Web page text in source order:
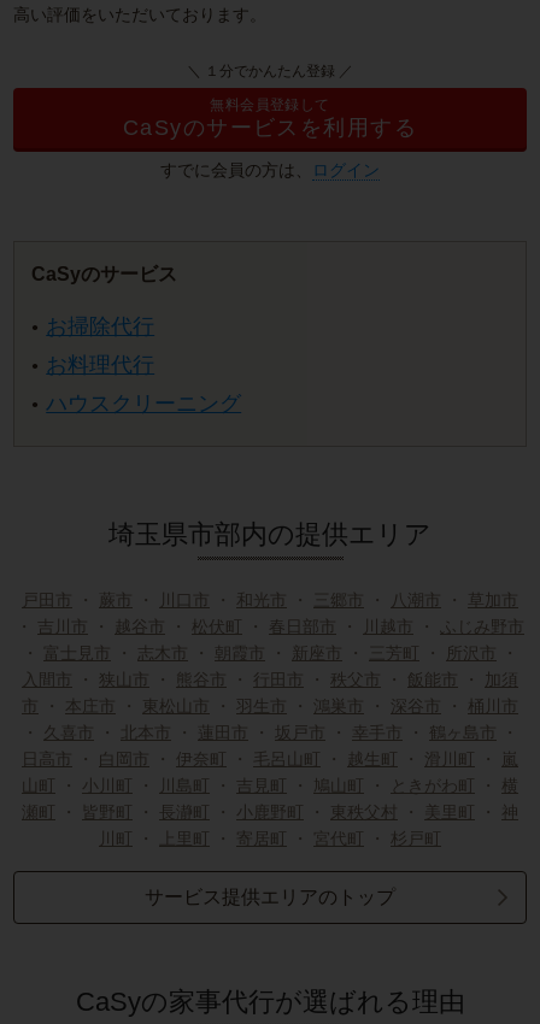
高い評価をいただいております。
＼ １分でかんたん登録 ／
無料会員登録して
CaSyのサービスを利用する
すでに会員の方は、 ログイン
CaSyのサービス
お掃除代行
お料理代行
ハウスクリーニング
埼玉県市部内の提供エリア
戸田市 ・ 蕨市 ・ 川口市 ・ 和光市 ・ 三郷市 ・ 八潮市 ・
草加市
・ 吉川市 ・ 越谷市 ・ 松伏町 ・ 春日部市 ・ 川越市 ・
ふじみ野市
・
富士見市 ・ 志木市 ・ 朝霞市 ・ 新座市 ・ 三芳町 ・ 所沢市
・
入間市
・ 狭山市 ・ 熊谷市 ・ 行田市 ・ 秩父市 ・ 飯能市 ・ 加須
市
・ 本庄市 ・ 東松山市 ・ 羽生市 ・ 鴻巣市 ・ 深谷市 ・ 桶川市
・ 久喜市 ・ 北本市 ・ 蓮田市 ・ 坂戸市 ・ 幸手市 ・ 鶴ヶ島市
・
日高市
・ 白岡市 ・ 伊奈町 ・ 毛呂山町 ・ 越生町 ・ 滑川町 ・
嵐
山町 ・ 小川町 ・ 川島町 ・ 吉見町 ・ 鳩山町 ・ ときがわ町 ・ 横
瀬町 ・ 皆野町 ・ 長瀞町 ・ 小鹿野町 ・ 東秩父村 ・ 美里町 ・ 神
川町 ・ 上里町 ・ 寄居町 ・ 宮代町 ・ 杉戸町
サービス提供エリアのトップ
CaSyの家事代行が選ばれる理由